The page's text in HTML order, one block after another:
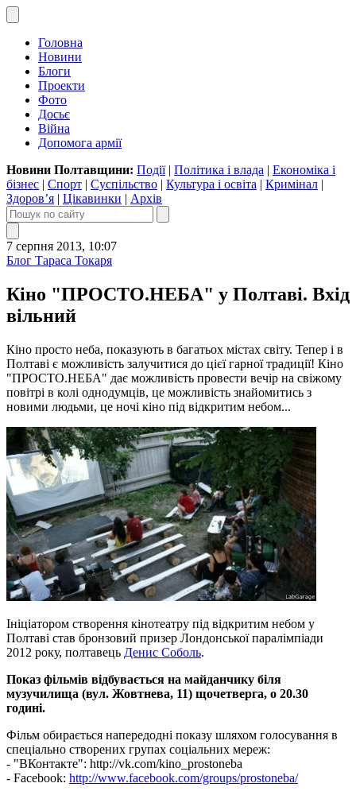
Головна
Новини
Блоги
Проекти
Фото
Досьє
Війна
Допомога армії
Новини Полтавщини: Події| Політика і влада | Економіка і
бізнес | Спорт | Суспільство | Культура і освіта | Кримінал |
Здоров’я | Цікавинки | Архів
7 серпня 2013, 10:07
Блог Тараса Токаря
Кіно "ПРОСТО.НЕБА" у Полтаві. Вхід
вільний
Кіно просто неба, показують в багатьох містах світу. Тепер і в
Полтаві є можливість залучитися до цієї гарної традиції! Кіно
"ПРОСТО.НЕБА" дає можливість провести вечір на свіжому
повітрі в колі однодумців, це можливість знайомитись з
новими людьми, це ночі кіно під відкритим небом...
Ініціатором створення кінотеатру під відкритим небом у
Полтаві став бронзовий призер Лондонської паралімпіади
2012 року, полтавець Денис Соболь.
Показ фільмів відбувається на майданчику біля
музучилища (вул. Жовтнева, 11) щочетверга, о 20.30
годині.
Фільм обирається напередодні показу шляхом голосування в
спеціально створених групах соціальних мереж:
- "ВКонтакте": http://vk.com/kino_prostoneba
- Facebook: http://www.facebook.com/groups/prostoneba/